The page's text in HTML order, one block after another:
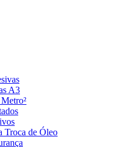
A3
Troca de Óleo